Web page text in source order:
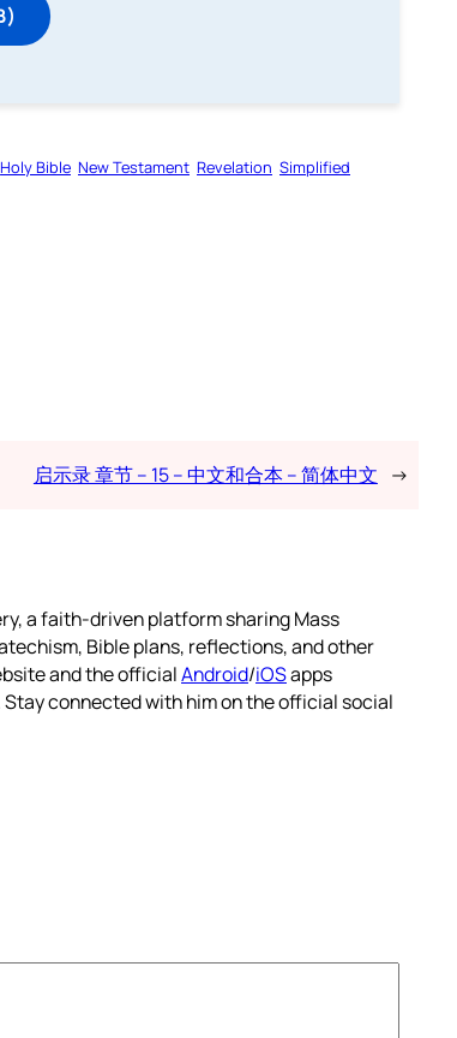
Holy Bible New Testament Revelation Simplified
启示录 章节 – 15 – 中文和合本 – 简体中文 →
a faith-driven platform sharing Mass
Bible plans, reflections, and other
and the officialAndroid/iOSapps
Stay connected with him on the official social